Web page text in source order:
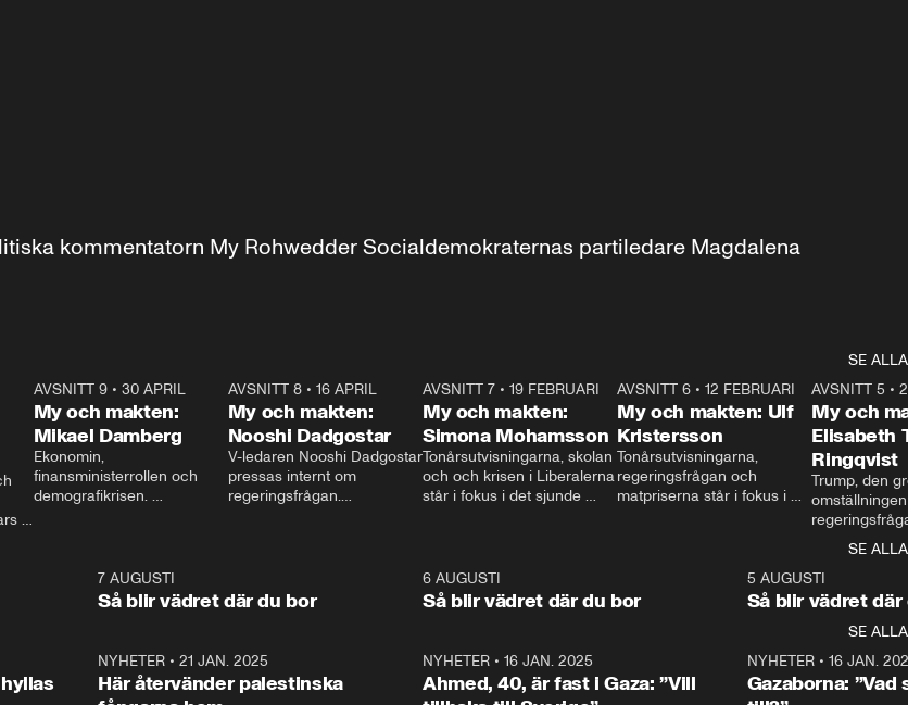
kommentatorn My Rohwedder Socialdemokraternas partiledare Magdalena
SE ALLA
AVSNITT 9• 30 APRIL
My och makten:
Mikael Damberg
Ekonomin,
finansministerrollen och
demografikrisen.
och Makten.
AVSNITT 8• 16 APRIL
My och makten:
Nooshi Dadgostar
V-ledaren Nooshi Dadgostar
pressas internt om
regeringsfrågan.
– Vi ställer upp i val. Ska vi
vara med så sitter vi förstås
24:30
AVSNITT 7• 19 FEBRUARI
My och makten:
Simona Mohamsson
Tonårsutvisningarna, skolan
och och krisen i Liberalerna
står i fokus i det sjunde
kommentator My
Rohwedder ställer
utbildnings- och
Mohamsson till svars.
27:30
AVSNITT 6 •12 FEBRUARI
My och makten: Ulf
Kristersson
Tonårsutvisningarna,
regeringsfrågan och
matpriserna står i fokus i
Rohwedder ställer
statsminister Ulf Kristersson
AVSNITT 5 •
My och
Elisabeth
Ringqvist
Trump, den
centrum i
avsnittet av
Makten”. Se
Aftonbladets
Rohwedder
Thand Ring
SE ALLA
1:067 AUGUSTI
Så blir vädret där du bor
6 AUGUSTI
Så blir vädret där du bor
5 AUGUSTI
Så blir vädret där
SE ALLA
NYHETER •21 JAN. 2025
Här återvänder palestinska
NYHETER• 16 JAN. 2025
Ahmed, 40, är fast i Gaza: ”Vill
NYHETER• 16 JAN.
Gazaborna: